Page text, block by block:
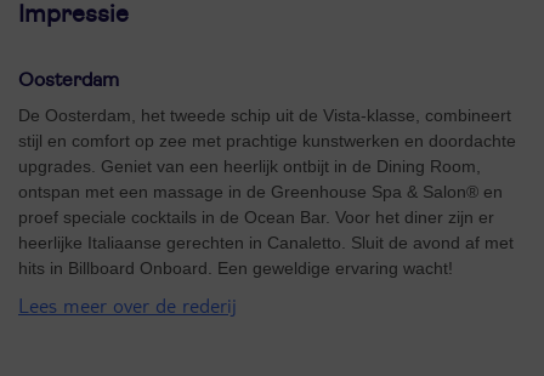
Impressie
Oosterdam
De Oosterdam, het tweede schip uit de Vista-klasse, combineert
stijl en comfort op zee met prachtige kunstwerken en doordachte
upgrades. Geniet van een heerlijk ontbijt in de Dining Room,
ontspan met een massage in de Greenhouse Spa & Salon® en
proef speciale cocktails in de Ocean Bar. Voor het diner zijn er
heerlijke Italiaanse gerechten in Canaletto. Sluit de avond af met
hits in Billboard Onboard. Een geweldige ervaring wacht!
Lees meer over de rederij